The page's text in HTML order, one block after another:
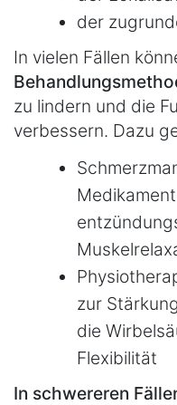
der
In vielen Fällen
zu lindern und die
verbessern. Dazu
zur
die
Flexibilität
In schwereren